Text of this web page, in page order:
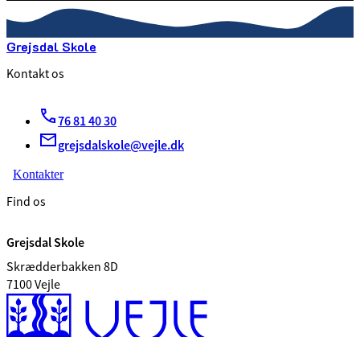
Grejsdal Skole
Kontakt os
76 81 40 30
grejsdalskole@vejle.dk
Kontakter
Find os
Grejsdal Skole
Skrædderbakken 8D
7100 Vejle